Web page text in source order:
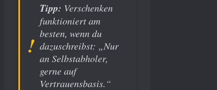
Tipp: Verschenken
funktioniert am
besten, wenn du
dazuschreibst: „Nur
an Selbstabholer,
gerne auf
Vertrauensbasis.“